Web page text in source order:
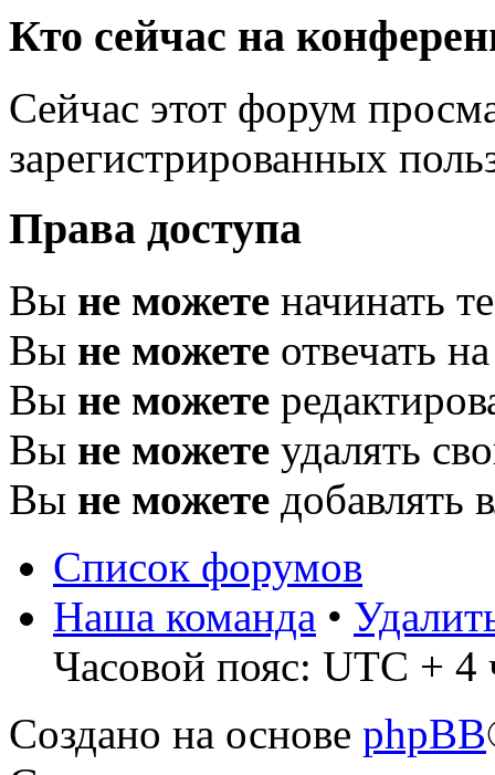
Кто сейчас на
Сейчас этот форум
зарегистрированных
Права доступа
Вы не можете начинать
Вы не можете отвечать
Вы не можете
Вы не можете удалять
Вы не можете добавлять
Список форумов
Наша команда •
Часовой пояс: UTC + 4
Создано на основе phpBB